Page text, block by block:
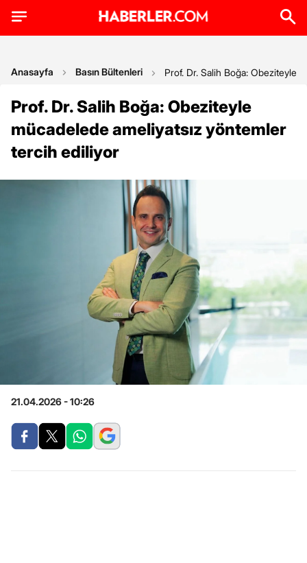
Anasayfa Basın Bültenleri Prof. Dr. Salih Boğa: Obeziteyle
Prof. Dr. Salih Boğa: Obeziteyle
mücadelede ameliyatsız yöntemler
tercih ediliyor
21.04.2026 - 10:26